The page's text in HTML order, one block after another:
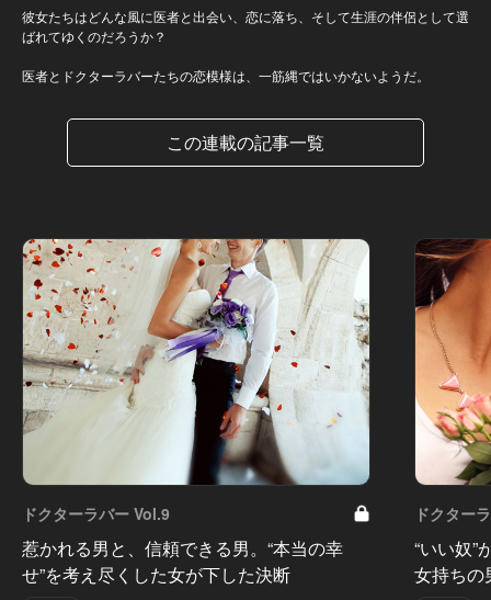
彼女たちはどんな風に医者と出会い、恋に落ち、そして生涯の伴侶として選
ばれてゆくのだろうか？
医者とドクターラバーたちの恋模様は、一筋縄ではいかないようだ。
この連載の記事一覧
ドクターラバー Vol.9
惹かれる男と、信頼できる男。“本当の幸
せ”を考え尽くした女が下した決断
ドクター
“いい奴”
女持ちの